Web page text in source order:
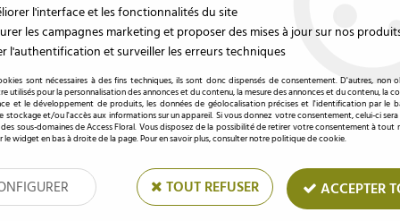
Céramique D10 H10,5 Ass
Cache Pot
Soyez le premier à donner votre
Prix : Connectez-
Réf. :25HV2000-A2
Cache pot rond en céramique. 2
l'interface et les fonctionnalités du site
les campagnes marketing et proposer des mises à jour sur nos
l'authentification et surveiller les erreurs techniques
sont nécessaires à des fins techniques, ils sont donc dispensés de consentement. D'autres, non
utilisés pour la personnalisation des annonces et du contenu, la mesure des annonces et du contenu, la
et le développement de produits, les données de géolocalisation précises et l'identification par le
stockage et/ou l'accès aux informations sur un appareil. Si vous donnez votre consentement, celui-ci
des sous-domaines de Access Floral. Vous disposez de la possibilité de retirer votre consentement à tout
le widget en bas à droite de la page. Pour en savoir plus, consulter notre politique de cookie.
TOUT REFUSER ACCEPTER